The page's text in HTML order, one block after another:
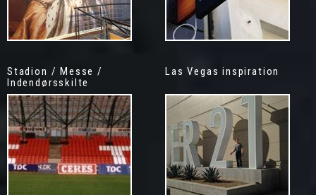
Stadion / Messe /
Indendørsskilte
Las Vegas inspiration